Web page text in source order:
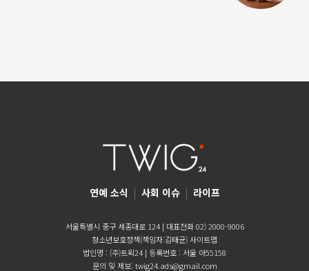
연예 소식 | 사회 이슈 | 라이프
서울특별시 중구 세종대로 124 | 대표전화 02) 2000-9006
청소년보호정책(책임자:김태균)사이트맵
법인명 : (주)트윅24 | 등록번호 : 서울 아55158
문의 및 제보: twig24.ads@gmail.com